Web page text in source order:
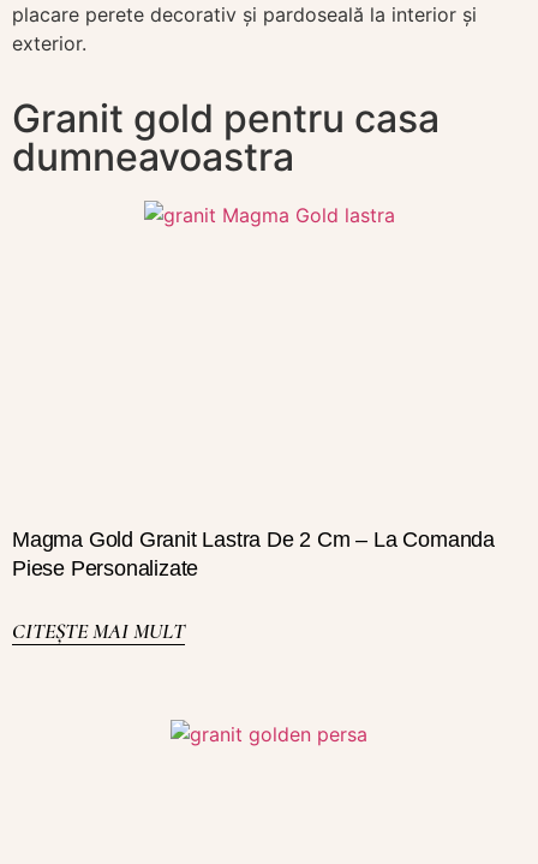
placare perete decorativ și pardoseală la interior și
exterior.
Granit gold pentru casa
dumneavoastra
Magma Gold Granit Lastra De 2 Cm – La Comanda
Piese Personalizate
CITEȘTE MAI MULT